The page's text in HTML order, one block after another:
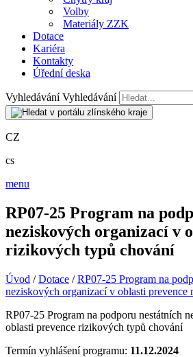
Volby
Materiály ZZK
Dotace
Kariéra
Kontakty
Úřední deska
Vyhledávání Vyhledávání
CZ
cs
menu
RP07-25 Program na
neziskových organizací v
rizikových typů chování
Úvod /Dotace /RP07-25 Program na
neziskových organizací v oblasti
RP07-25 Program na podporu nestátních
oblasti prevence rizikových typů chování
Termín vyhlášení programu: 11.12.2024